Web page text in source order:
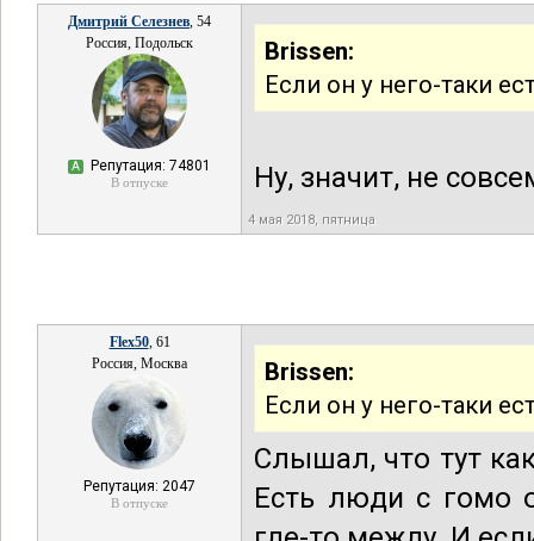
Дмитрий Селезнев, 54
Россия, Подольск
А Репутация: 74801
В отпуске
Brissen:
Если он у него-таки
Ну, значит, не
4 мая 2018, пятница
Flex50, 61
Россия, Москва
Репутация: 2047
В отпуске
Brissen:
Если он у него-таки
Слышал, что тут
Есть люди с гомо